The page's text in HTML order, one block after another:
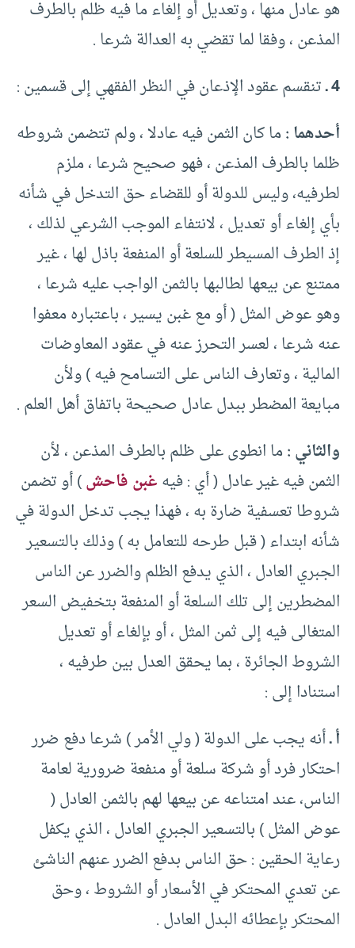
هو عادل منها ، وتعديل أو إلغاء ما فيه ظلم بالطرف
المذعن ، وفقا لما تقضي به العدالة شرعا .
4 ـتنقسم عقود الإذعان في النظر الفقهي إلى قسمين :
أحدهما :ما كان الثمن فيه عادلا ، ولم تتضمن شروطه
ظلما بالطرف المذعن ، فهو صحيح شرعا ، ملزم
لطرفيه، وليس للدولة أو للقضاء حق التدخل في شأنه
بأي إلغاء أو تعديل ، لانتفاء الموجب الشرعي لذلك ،
إذ الطرف المسيطر للسلعة أو المنفعة باذل لها ، غير
ممتنع عن بيعها لطالبها بالثمن الواجب عليه شرعا ،
وهو عوض المثل ( أو مع غبن يسير ، باعتباره معفوا
عنه شرعا ، لعسر التحرز عنه في عقود المعاوضات
المالية ، وتعارف الناس على التسامح فيه ) ولأن
مبايعة المضطر ببدل عادل صحيحة باتفاق أهل العلم .
والثاني :ما انطوى على ظلم بالطرف المذعن ، لأن
الثمن فيه غير عادل ( أي : فيهغبن فاحش) أو تضمن
شروطا تعسفية ضارة به ، فهذا يجب تدخل الدولة في
شأنه ابتداء ( قبل طرحه للتعامل به ) وذلك بالتسعير
الجبري العادل ، الذي يدفع الظلم والضرر عن الناس
المضطرين إلى تلك السلعة أو المنفعة بتخفيض السعر
المتغالى فيه إلى ثمن المثل ، أو بإلغاء أو تعديل
الشروط الجائرة ، بما يحقق العدل بين طرفيه ،
استنادا إلى :
أ ـأنه يجب على الدولة ( ولي الأمر ) شرعا دفع ضرر
احتكار فرد أو شركة سلعة أو منفعة ضرورية لعامة
الناس، عند امتناعه عن بيعها لهم بالثمن العادل (
عوض المثل ) بالتسعير الجبري العادل ، الذي يكفل
رعاية الحقين : حق الناس بدفع الضرر عنهم الناشئ
عن تعدي المحتكر في الأسعار أو الشروط ، وحق
المحتكر بإعطائه البدل العادل .